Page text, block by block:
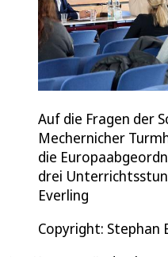
Auf die Fragen der
Mechernicher
die
drei
Everling
Copyright: Stephan